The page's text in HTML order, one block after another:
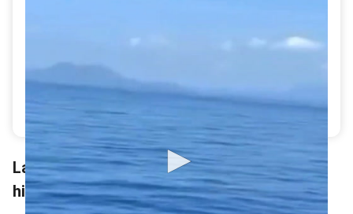
Así viajan los animales con fines de faena en los
barcos
La Argentina y la reapertura de un debate
histórico